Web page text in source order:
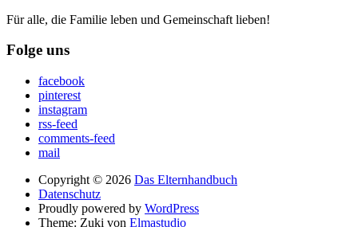
Für alle, die Familie leben und Gemeinschaft lieben!
Folge uns
facebook
pinterest
instagram
rss-feed
comments-feed
mail
Copyright © 2026 Das Elternhandbuch
Datenschutz
Proudly powered by WordPress
Theme: Zuki von Elmastudio